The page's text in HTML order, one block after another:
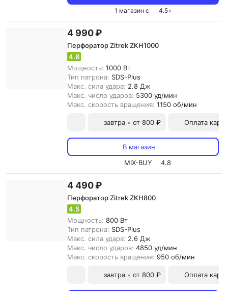
1 магазин с 4.5+
4 990 ₽
Перфоратор Zitrek ZKH1000
4.8
Мощность: 1000 Вт
Тип патрона: SDS-Plus
Макс. сила удара: 2.8 Дж
Макс. число ударов: 5300 уд/мин
Макс. скорость вращения: 1150 об/мин
завтра • от 800 ₽ Оплата
В магазин
MIX-BUY
4.8
4 490 ₽
Перфоратор Zitrek ZKH800
4.5
Мощность: 800 Вт
Тип патрона: SDS-Plus
Макс. сила удара: 2.6 Дж
Макс. число ударов: 4850 уд/мин
Макс. скорость вращения: 950 об/мин
завтра • от 800 ₽ Оплата